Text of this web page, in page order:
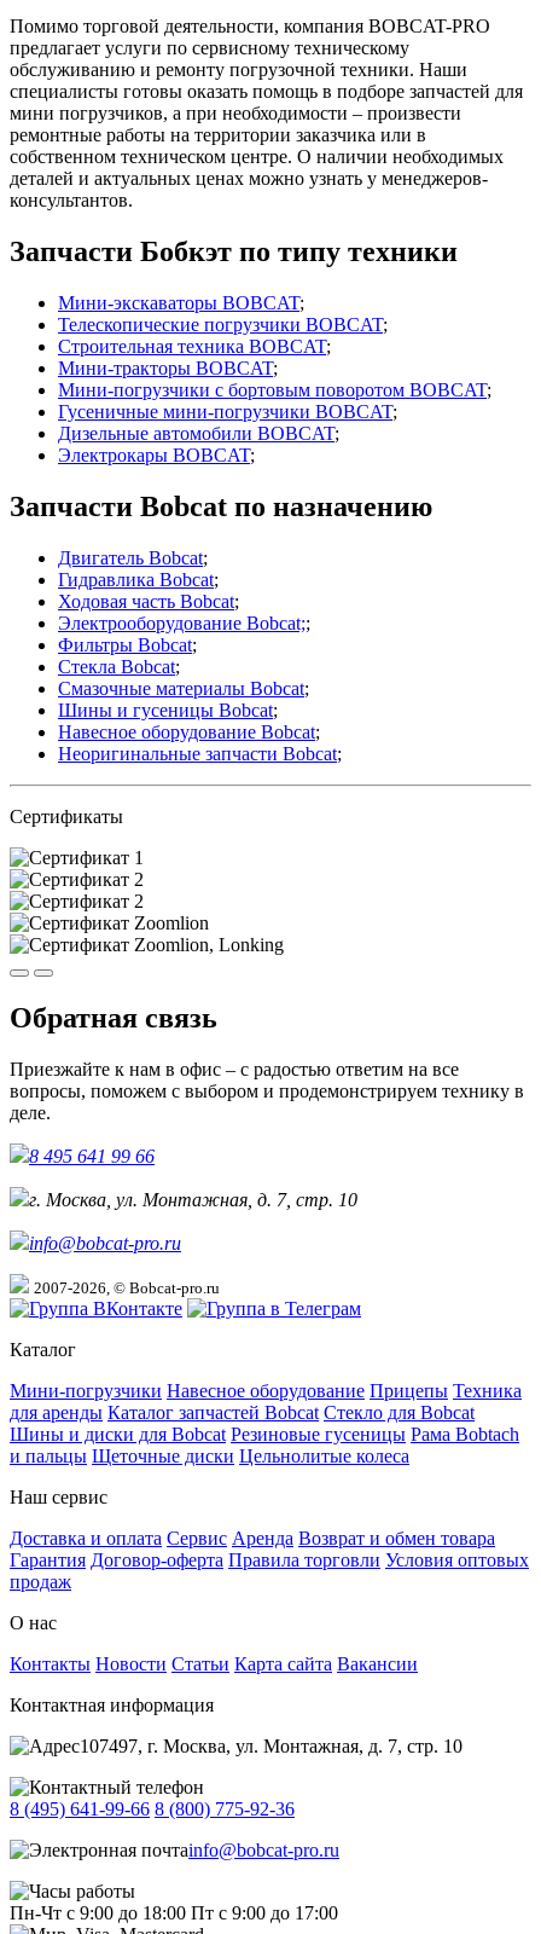
Помимо торговой деятельности, компания BOBCAT-PRO
предлагает услуги по сервисному техническому
обслуживанию и ремонту погрузочной техники. Наши
специалисты готовы оказать помощь в подборе запчастей для
мини погрузчиков, а при необходимости – произвести
ремонтные работы на территории заказчика или в
собственном техническом центре. О наличии необходимых
деталей и актуальных ценах можно узнать у менеджеров-
консультантов.
Запчасти Бобкэт по типу техники
Мини-экскаваторы BOBCAT;
Телескопические погрузчики BOBCAT;
Строительная техника BOBCAT;
Мини-тракторы BOBCAT;
Мини-погрузчики с бортовым поворотом BOBCAT;
Гусеничные мини-погрузчики BOBCAT;
Дизельные автомобили BOBCAT;
Электрокары BOBCAT;
Запчасти Bobcat по назначению
Двигатель Bobcat;
Гидравлика Bobcat;
Ходовая часть Bobcat;
Электрооборудование Bobcat;;
Фильтры Bobcat;
Стекла Bobcat;
Смазочные материалы Bobcat;
Шины и гусеницы Bobcat;
Навесное оборудование Bobcat;
Неоригинальные запчасти Bobcat;
Сертификаты
Обратная связь
Приезжайте к нам в офис – с радостью ответим на все
вопросы, поможем с выбором и продемонстрируем технику в
деле.
8 495 641 99 66
г. Москва, ул. Монтажная, д. 7, стр. 10
info@bobcat-pro.ru
2007-2026, © Bobcat-pro.ru
Каталог
Мини-погрузчики Навесное оборудование Прицепы Техника
для аренды Каталог запчастей Bobcat Стекло для Bobcat
Шины и диски для Bobcat Резиновые гусеницы Рама Bobtach
и пальцы Щеточные диски Цельнолитые колеса
Наш сервис
Доставка и оплата Сервис Аренда Возврат и обмен товара
Гарантия Договор-оферта Правила торговли Условия оптовых
продаж
О нас
Контакты Новости Статьи Карта сайта Вакансии
Контактная информация
107497, г. Москва, ул. Монтажная, д. 7, стр. 10
8 (495) 641-99-66 8 (800) 775-92-36
info@bobcat-pro.ru
Пн-Чт с 9:00 до 18:00 Пт с 9:00 до 17:00